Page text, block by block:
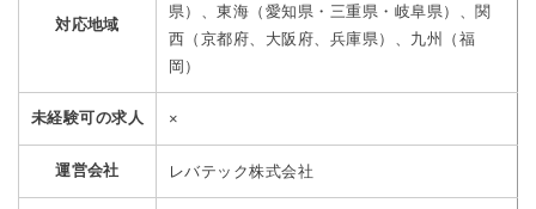
対応地域
県）、東海（愛知県・三重県・岐阜県）、関
西（京都府、大阪府、兵庫県）、九州（福
岡）
未経験可の求人 ×
運営会社 レバテック株式会社